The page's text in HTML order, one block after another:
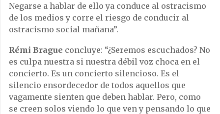
Negarse a hablar de ello ya conduce al ostracismo
de los medios y corre el riesgo de conducir al
ostracismo social mañana”.
Rémi Brague concluye: “¿Seremos escuchados? No
es culpa nuestra si nuestra débil voz choca en el
concierto. Es un concierto silencioso. Es el
silencio ensordecedor de todos aquellos que
vagamente sienten que deben hablar. Pero, como
se creen solos viendo lo que ven y pensando lo que